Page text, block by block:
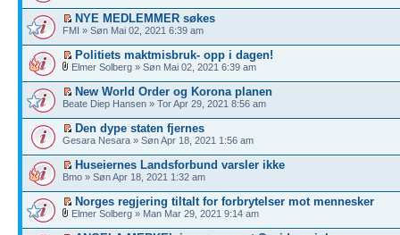
NYE MEDLEMMER søkes
FMI » Søn Mai 02, 2021 6:39 am
Politiets maktmisbruk- opp i dagen!
Elmer Solberg » Søn Mai 02, 2021 6:39 am
New World Order og Korona planen
Beate Diep Hansen » Tor Apr 29, 2021 8:56 am
Den dype staten fjernes
Gesara Nesara » Søn Apr 18, 2021 1:56 am
Huseiernes Landsforbund varsler ikke
Bmo » Søn Apr 18, 2021 1:32 am
Norges regjering tiltalt for forbrytelser mot mennesker
Elmer Solberg » Man Mar 29, 2021 9:14 am